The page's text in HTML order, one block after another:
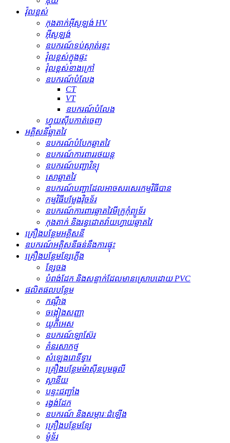
វ៉ុលខ្ពស់
កុងតាក់​អ៊ីសូឡង់ HV
អ៊ីសូឡង់
ឧបករណ៍​ទប់ស្កាត់​រន្ទះ
វ៉ុលខ្ពស់ក្នុងផ្ទះ
វ៉ុលខ្ពស់ខាងក្រៅ
ឧបករណ៍បំលែង
CT
VT
ឧបករណ៍បំលែង
ហ្វុយស៊ីបកាត់ចេញ
អគ្គិសនីឆ្លាតវៃ
ឧបករណ៍បំបែកឆ្លាតវៃ
ឧបករណ៍ការពាររថយន្ត
ឧបករណ៍បញ្ជាវិទ្យុ
សោឆ្លាតវៃ
ឧបករណ៍បញ្ជាដែលអាចសរសេរកម្មវិធីបាន
កម្មវិធីបម្លែងវ៉ិចទ័រ
ឧបករណ៍ការពារឆ្លាតវៃមីក្រូកុំព្យូទ័រ
កុងតាក់ និងរន្ធដោតវ៉ាយហ្វាយឆ្លាតវៃ
គ្រឿងបន្ថែមអគ្គិសនី
ឧបករណ៍អគ្គិសនីធន់នឹងការផ្ទុះ
គ្រឿងបន្ថែមខ្សែភ្លើង
ខ្សែចង
បំពង់ដែក និងសន្លាក់ដែលមានស្រោបដោយ PVC
ផលិតផលបន្ថែម
កណ្ដឹង
ចង្កៀងសញ្ញា
យូភីអេស
ឧបករណ៍ឡាស៊ែរ
គំនរសាកថ្ម
សំឡេងរោទិ៍ទ្វារ
គ្រឿងបន្ថែមម៉ាស៊ីនបូមធូលី
ស្ថានីយ
បន្ទះជញ្ជាំង
រង្វង់ដែក
ឧបករណ៍ និងសម្ភារៈដំឡើង
គ្រឿងបន្ថែមខ្សែ
ម៉ូទ័រ